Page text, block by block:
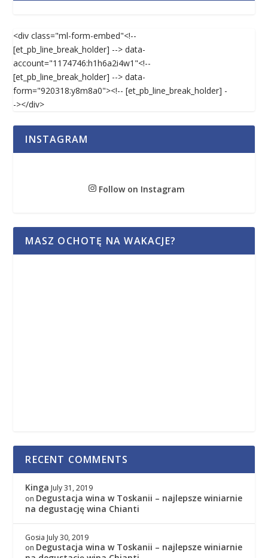
<div class="ml-form-embed"<!--
[et_pb_line_break_holder] --> data-
account="1174746:h1h6a2i4w1"<!--
[et_pb_line_break_holder] --> data-
form="920318:y8m8a0"><!-- [et_pb_line_break_holder] -
-></div>
INSTAGRAM
Follow on Instagram
MASZ OCHOTĘ NA WAKACJE?
RECENT COMMENTS
Kinga July 31, 2019
on Degustacja wina w Toskanii – najlepsze winiarnie
na degustację wina Chianti
Gosia July 30, 2019
on Degustacja wina w Toskanii – najlepsze winiarnie